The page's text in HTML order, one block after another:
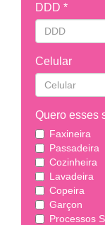
DDD *
Celular
Quero esses
Faxineira
Passadeira
Cozinheira
Lavadeira
Copeira
Garçon
Processos